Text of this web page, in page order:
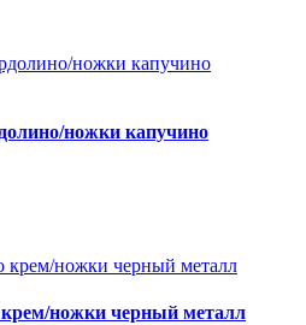
ножки капучино
ножки черный металл